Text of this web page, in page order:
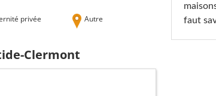
privée Autre
Clermont
faut